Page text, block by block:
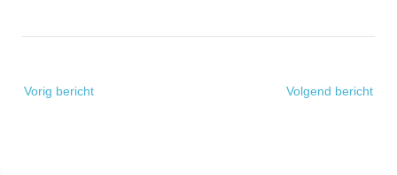
navigatie
Vorig bericht Volgend bericht